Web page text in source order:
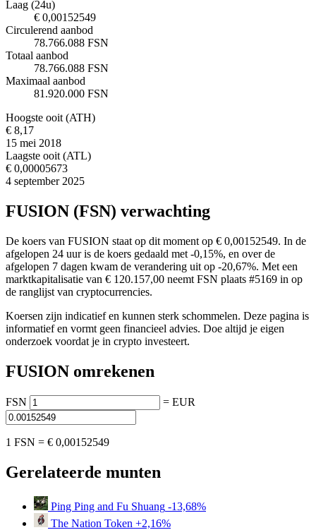
Laag (24u)
€ 0,00152549
Circulerend aanbod
78.766.088 FSN
Totaal aanbod
78.766.088 FSN
Maximaal aanbod
81.920.000 FSN
Hoogste ooit (ATH)
€ 8,17
15 mei 2018
Laagste ooit (ATL)
€ 0,00005673
4 september 2025
FUSION (FSN) verwachting
De koers van FUSION staat op dit moment op € 0,00152549. In de
afgelopen 24 uur is de koers gedaald met -0,15%, en over de
afgelopen 7 dagen kwam de verandering uit op -20,67%. Met een
marktkapitalisatie van € 120.157,00 neemt FSN plaats #5169 in op
de ranglijst van cryptocurrencies.
Koersen zijn indicatief en kunnen sterk schommelen. Deze pagina is
informatief en vormt geen financieel advies. Doe altijd je eigen
onderzoek voordat je in crypto investeert.
FUSION omrekenen
FSN = EUR
1 FSN = € 0,00152549
Gerelateerde munten
Ping Ping and Fu Shuang -13,68%
The Nation Token +2,16%